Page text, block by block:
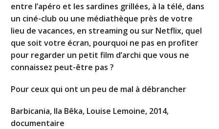
entre l’apéro et les sardines grillées, à la télé, dans
un ciné-club ou une médiathèque près de votre
lieu de vacances, en streaming ou sur Netflix, quel
que soit votre écran, pourquoi ne pas en profiter
pour regarder un petit film d’archi que vous ne
connaissez peut-être pas ?
Pour ceux qui ont un peu de mal à débrancher
Barbicania, Ila Bêka, Louise Lemoine, 2014,
documentaire